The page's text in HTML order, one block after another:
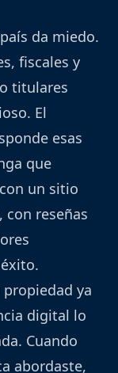
da miedo.
fiscales y
titulares
El
esas
que
un sitio
reseñas
ya
digital lo
Cuando
abordaste,